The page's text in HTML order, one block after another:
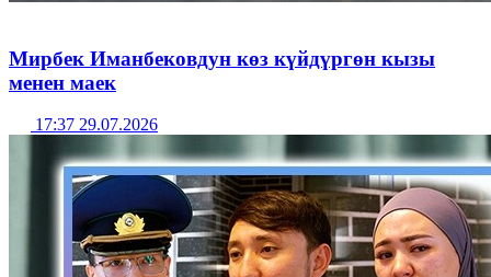
Мирбек Иманбековдун көз күйдүргөн кызы
менен маек
17:37 29.07.2026